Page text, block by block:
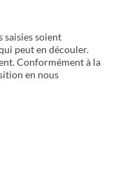
saisies soient
peut en découler.
Conformément à la
en nous